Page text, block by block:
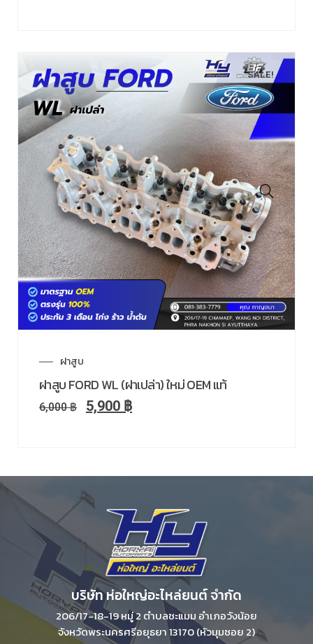
SALE!
ฝาสูบ
ฝาสูบ FORD WL (ฝาเปล่า) ใหม่ OEM แท้
6,000฿ 5,900 ฿
บริษัท ห่อใหญ่อะไหล่ยนต์ จํากัด
206/17-18-19 หมู่ 2 ตําบลชะแมม อําเภอวังน้อย
จังหวัดพระนครศรีอยุธยา 13170 (หัวมุมซอย 2)